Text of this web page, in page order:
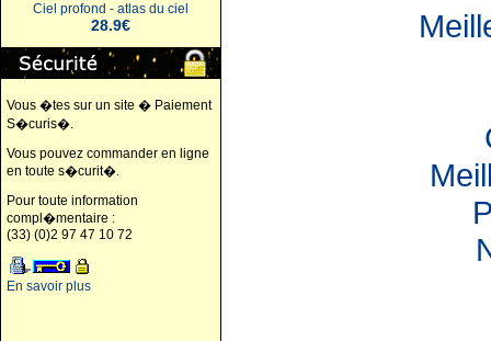
Ciel profond - atlas du ciel
28.9€
Vous �tes sur un site � Paiement
S�curis�.
Vous pouvez commander en ligne
en toute s�curit�.
Pour toute information
compl�mentaire :
(33) (0)2 97 47 10 72
En savoir plus